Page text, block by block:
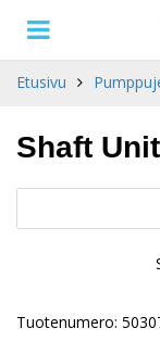
Etusivu
Shaft
Tuotenumero: